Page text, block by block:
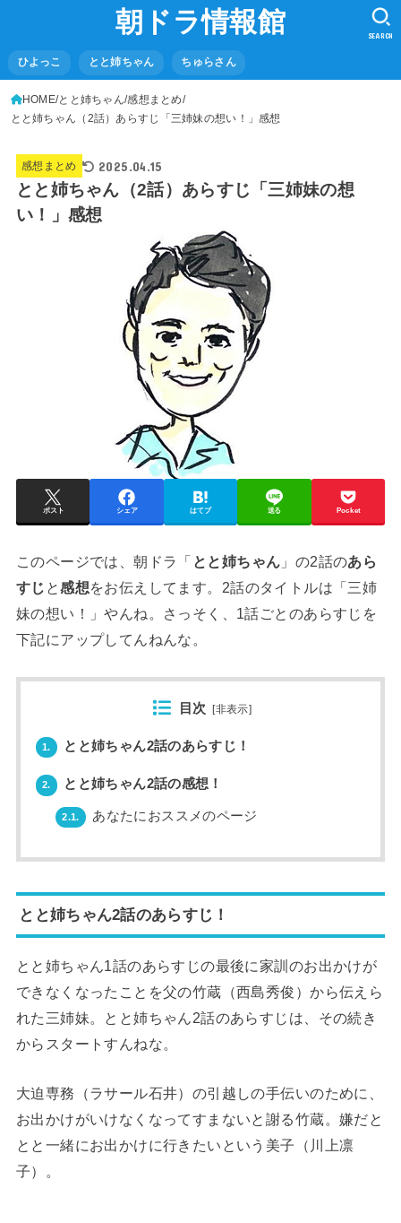
朝ドラ情報館
ひよっこ とと姉ちゃん ちゅらさん
SEARCH
HOME とと姉ちゃん 感想まとめ
とと姉ちゃん（2話）あらすじ「三姉妹の想い！」感想
感想まとめ 2025.04.15
とと姉ちゃん（2話）あらすじ「三姉妹の想
い！」感想
ポスト シェア はてブ 送る Pocket
このページでは、朝ドラ「 とと姉ちゃん 」の2話のあら
すじ と感想をお伝えしてます。2話のタイトルは「三姉
妹の想い！」やんね。さっそく、1話ごとのあらすじを
下記にアップしてんねんな。
目次 [非表示]
1. とと姉ちゃん2話のあらすじ！
2. とと姉ちゃん2話の感想！
2.1. あなたにおススメのページ
とと姉ちゃん2話のあらすじ！
とと姉ちゃん1話のあらすじの最後に家訓のお出かけが
できなくなったことを父の竹蔵（西島秀俊）から伝えら
れた三姉妹。とと姉ちゃん2話のあらすじは、その続き
からスタートすんねな。
大迫専務（ラサール石井）の引越しの手伝いのために、
お出かけがいけなくなってすまないと謝る竹蔵。嫌だと
とと一緒にお出かけに行きたいという美子（川上凛
子）。